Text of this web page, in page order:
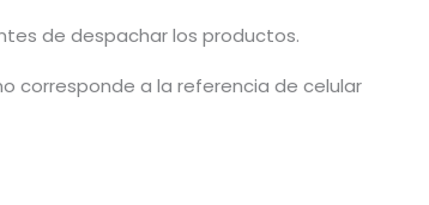
de despachar los productos.
corresponde a la referencia de celular